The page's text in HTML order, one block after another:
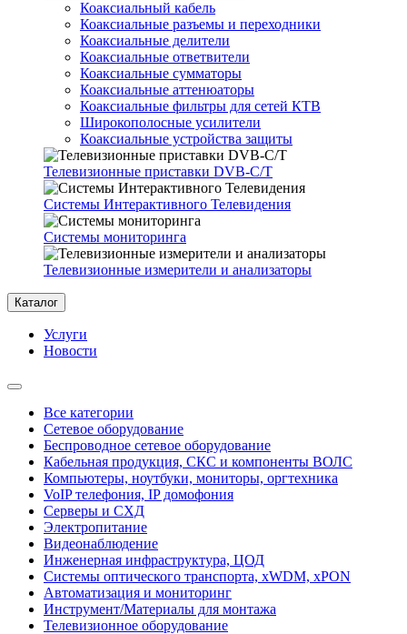
Коаксиальный кабель
Коаксиальные разъемы и переходники
Коаксиальные делители
Коаксиальные ответвители
Коаксиальные сумматоры
Коаксиальные аттенюаторы
Коаксиальные фильтры для сетей КТВ
Широкополосные усилители
Коаксиальные устройства защиты
Телевизионные приставки DVB-C/T
Системы Интерактивного Телевидения
Системы мониторинга
Телевизионные измерители и анализаторы
Каталог
Услуги
Новости
Все категории
Сетевое оборудование
Беспроводное сетевое оборудование
Кабельная продукция, СКС и компоненты ВОЛС
Компьютеры, ноутбуки, мониторы, оргтехника
VoIP телефония, IP домофония
Серверы и СХД
Электропитание
Видеонаблюдение
Инженерная инфраструктура, ЦОД
Системы оптического транспорта, xWDM, xPON
Автоматизация и мониторинг
Инструмент/Материалы для монтажа
Телевизионное оборудование